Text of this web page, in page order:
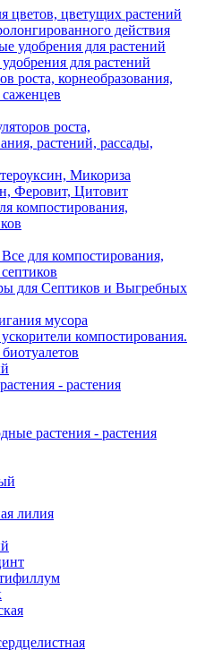
цветов, цветущих растений
действия
удобрения для растений
для растений
роста, корнеобразования,
роста,
растений, рассады,
Микориза
Феровит, Цитовит
компостирования,
для компостирования,
для Септиков и Выгребных
мусора
компостирования.
- растения
растения - растения
лилия